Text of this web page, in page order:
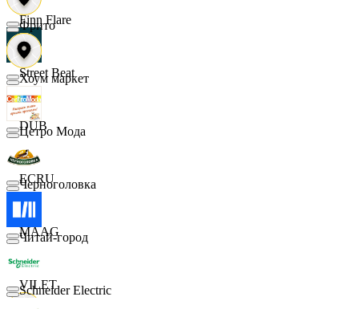
Finn Flare
Street Beat
DUB
ECRU
MAAG
VILET
Фрито
Хоум маркет
Цетро Мода
Черноголовка
Читай-город
Schneider Electric